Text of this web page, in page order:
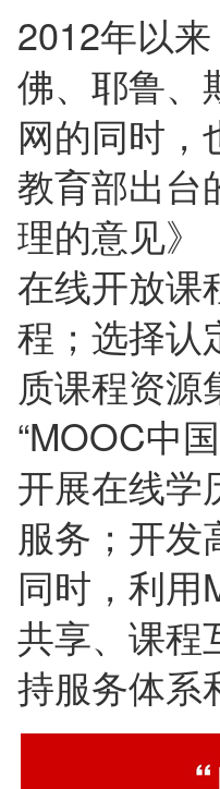
2012年以
佛、耶鲁、
网的同时，
教育部出台
理的意见》
在线开放课
程；选择认
质课程资源
“MOOC中
开展在线学
服务；开发
同时，利用
共享、课程
持服务体系